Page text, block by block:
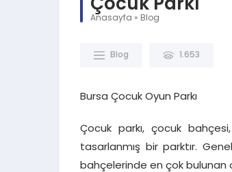
Çocuk Parkı
Anasayfa » Blog
Blog 1.653
Bursa Çocuk Oyun Parkı
Çocuk parkı, çocuk
tasarlanmış bir parktır.
bahçelerinde en çok bulunan